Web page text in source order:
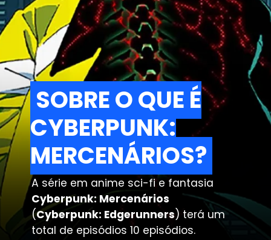
SOBRE O QUE É
CYBERPUNK:
MERCENÁRIOS?
SOBRE O QUE É
CYBERPUNK:
MERCENÁRIOS?
A série em anime sci-fi e fantasia
Cyberpunk: Mercenários
(Cyberpunk: Edgerunners) terá um
total de episódios 10 episódios.